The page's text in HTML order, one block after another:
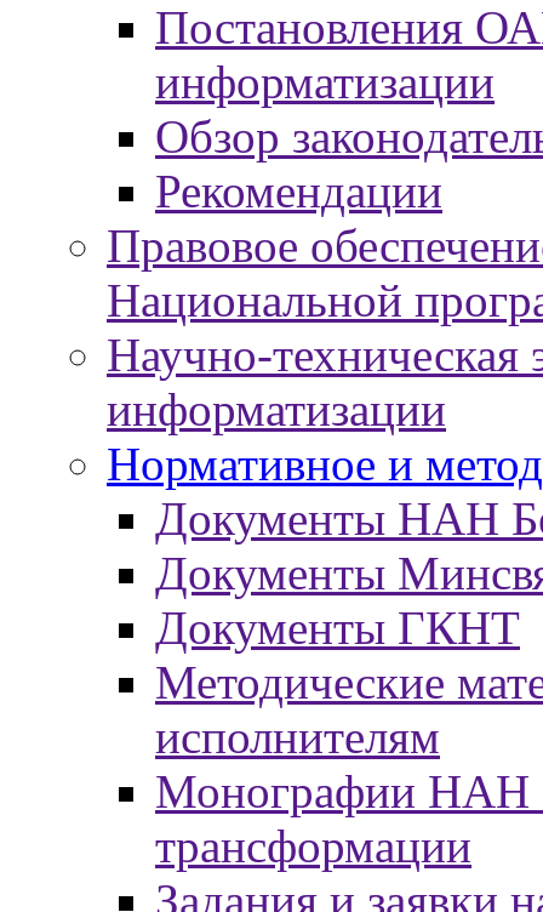
Постановления
информатизации
Обзор
Рекомендации
Правовое
Национальной
Научно-техническая
информатизации
Нормативное и
Документы НАН
Документы
Документы ГКНТ
Методические
исполнителям
Монографии НАН
трансформации
Задания и заявки